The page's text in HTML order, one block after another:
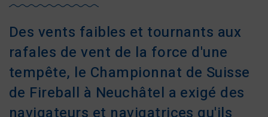
Des vents faibles et tournants aux
rafales de vent de la force d'une
tempête, le Championnat de Suisse
de Fireball à Neuchâtel a exigé des